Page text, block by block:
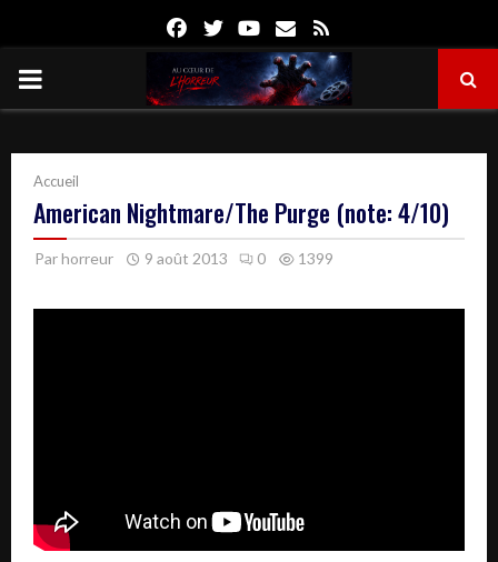
FacebookTwitterYoutube
Email
PRIMARY
Accueil
American Nightmare/The Purge (note: 4/10)
Parhorreur 9 août 2013 0 1399